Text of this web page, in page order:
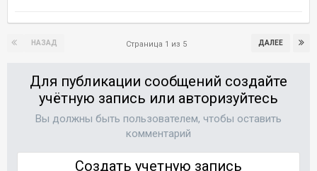
НАЗАД ДАЛЕЕ
Страница 1 из 5
Для публикации сообщений создайте
учётную запись или авторизуйтесь
Вы должны быть пользователем, чтобы оставить
комментарий
Создать учетную запись